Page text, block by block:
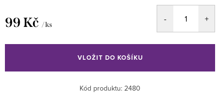
99 Kč / ks
cena:
VLOŽIT DO KOŠÍKU
Kód produktu: 2480